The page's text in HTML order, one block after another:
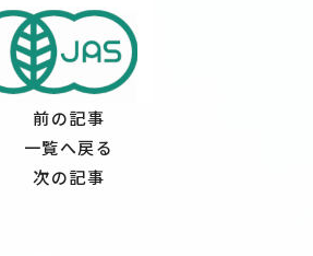
前の記事
一覧へ戻る
次の記事